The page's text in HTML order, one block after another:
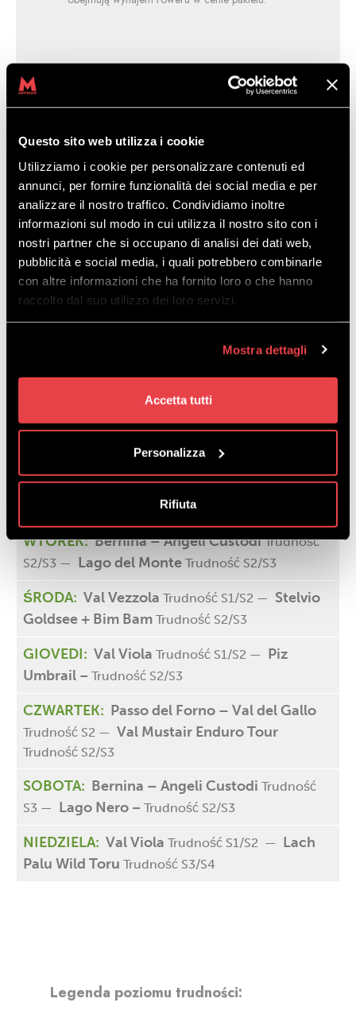
Questo sito web utilizza i cookie
Utilizziamo i cookie per personalizzare contenuti ed
annunci, per fornire funzionalità dei social media e per
analizzare il nostro traffico. Condividiamo inoltre
informazioni sul modo in cui utilizza il nostro sito con i
nostri partner che si occupano di analisi dei dati web,
pubblicità e social media, i quali potrebbero combinarle
con altre informazioni che ha fornito loro o che hanno
raccolto dal suo utilizzo dei loro servizi.
Mostra dettagli
Accetta tutti
Personalizza
Rifiuta
MTB TOURY
DOSTĘPNE Z
ROWEREM ENDURO
I E-BIKE’IEM
We współpracy z Bike
Livigno+39 331 33 22 023
delle MineTrudnośćS1/S2 —Stelvio – Livigno
WTOREK:Bernina – Angeli CustodiTrudność
S2/S3 — Lago del Monte Trudność S2/S3
ŚRODA: Val Vezzola Trudność S1/S2 — Stelvio
Goldsee + Bim Bam Trudność S2/S3
GIOVEDI: Val Viola Trudność S1/S2 — Piz
Umbrail – Trudność S2/S3
CZWARTEK: Passo del Forno – Val del Gallo
Trudność S2 — Val Mustair Enduro Tour
Trudność S2/S3
SOBOTA: Bernina – Angeli Custodi Trudność
S3 — Lago Nero – Trudność S2/S3
NIEDZIELA: Val Viola Trudność S1/S2 — Lach
Palu Wild Toru Trudność S3/S4
Legenda poziomu trudności: